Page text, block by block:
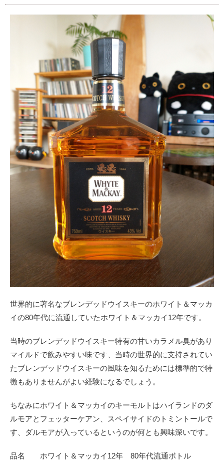
世界的に著名なブレンデッドウイスキーのホワイト＆マッカ
イの80年代に流通していたホワイト＆マッカイ12年です。
当時のブレンデッドウイスキー特有の甘いカラメル臭があり
マイルドで飲みやすい味です、当時の世界的に支持されてい
たブレンデッドウイスキーの風味を知るためには標準的で特
徴もありませんがよい経験になるでしょう。
ちなみにホワイト＆マッカイのキーモルトはハイランドのダ
ルモアとフェッターケアン、スペイサイドのトミントールで
す、ダルモアが入っているというのが何とも興味深いです。
品名 ホワイト＆マッカイ12年 80年代流通ボトル